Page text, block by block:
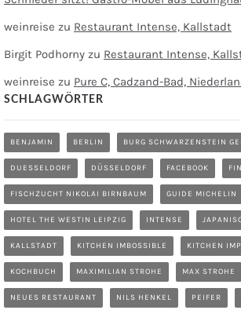
weinreise zu Restaurant Intense, Kallstadt
Birgit Podhorny zu Restaurant Intense,
weinreise zu Pure C, Cadzand-Bad,
SCHLAGWÖRTER
BENJAMIN BERLIN BURG SCHWARZENSTEIN
DUESSELDORF DÜSSELDORF FACEBOOK
FISCHZUCHT NIKOLAI BIRNBAUM GUIDE MICHELIN
HOTEL THE WESTIN LEIPZIG INTENSE
KALLSTADT KITCHEN IMBOSSIBLE KITCHEN
KOCHBUCH MAXIMILIAN STROHE MAX STROHE
NEUES RESTAURANT NILS HENKEL PEIFER